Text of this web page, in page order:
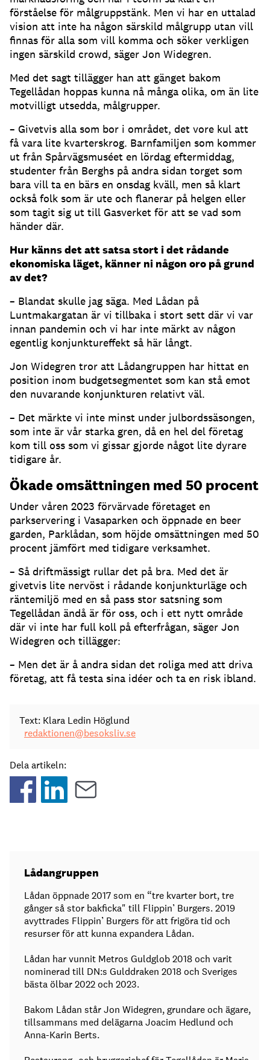
förståelse för målgruppstänk. Men vi har en uttalad
vision att inte ha någon särskild målgrupp utan vill
finnas för alla som vill komma och söker verkligen
ingen särskild crowd, säger Jon Widegren.
Med det sagt tillägger han att gänget bakom
Tegellådan hoppas kunna nå många olika, om än lite
motvilligt utsedda, målgrupper.
– Givetvis alla som bor i området, det vore kul att
få vara lite kvarterskrog. Barnfamiljen som kommer
ut från Spårvägsmuséet en lördag eftermiddag,
studenter från Berghs på andra sidan torget som
bara vill ta en bärs en onsdag kväll, men så klart
också folk som är ute och flanerar på helgen eller
som tagit sig ut till Gasverket för att se vad som
händer där.
Hur känns det att satsa stort i det rådande
ekonomiska läget, känner ni någon oro på grund
av det?
– Blandat skulle jag säga. Med Lådan på
Luntmakargatan är vi tillbaka i stort sett där vi var
innan pandemin och vi har inte märkt av någon
egentlig konjunktureffekt så här långt.
Jon Widegren tror att Lådangruppen har hittat en
position inom budgetsegmentet som kan stå emot
den nuvarande konjunkturen relativt väl.
– Det märkte vi inte minst under julbordssäsongen,
som inte är vår starka gren, då en hel del företag
kom till oss som vi gissar gjorde något lite dyrare
tidigare år.
Ökade omsättningen med 50 procent
Under våren 2023 förvärvade företaget en
parkservering i Vasaparken och öppnade en beer
garden, Parklådan, som höjde omsättningen med 50
procent jämfört med tidigare verksamhet.
– Så driftmässigt rullar det på bra. Med det är
givetvis lite nervöst i rådande konjunkturläge och
räntemiljö med en så pass stor satsning som
Tegellådan ändå är för oss, och i ett nytt område
där vi inte har full koll på efterfrågan, säger Jon
Widegren och tillägger:
– Men det är å andra sidan det roliga med att driva
företag, att få testa sina idéer och ta en risk ibland.
Text: Klara Ledin Höglund
redaktionen@besoksliv.se
Dela artikeln:
Lådangruppen
Lådan öppnade 2017 som en “tre kvarter bort, tre
gånger så stor bakficka" till Flippin’ Burgers. 2019
avyttrades Flippin’ Burgers för att frigöra tid och
resurser för att kunna expandera Lådan.
Lådan har vunnit Metros Guldglob 2018 och varit
nominerad till DN:s Gulddraken 2018 och Sveriges
bästa ölbar 2022 och 2023.
Bakom Lådan står Jon Widegren, grundare och ägare,
tillsammans med delägarna Joacim Hedlund och
Anna-Karin Berts.